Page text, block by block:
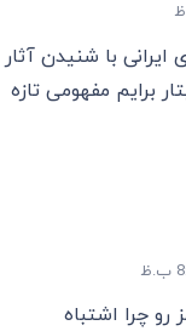
با شنیدن آثار
برایم مفهومی تازه
چرا اشتباه